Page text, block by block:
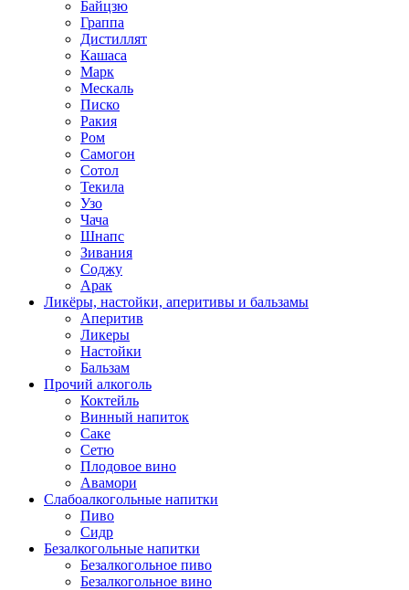
Байцзю
Граппа
Дистиллят
Кашаса
Марк
Мескаль
Писко
Ракия
Ром
Самогон
Сотол
Текила
Узо
Чача
Шнапс
Зивания
Соджу
Арак
Ликёры, настойки, аперитивы и бальзамы
Аперитив
Ликеры
Настойки
Бальзам
Прочий алкоголь
Коктейль
Винный напиток
Саке
Сетю
Плодовое вино
Авамори
Слабоалкогольные напитки
Пиво
Сидр
Безалкогольные напитки
Безалкогольное пиво
Безалкогольное вино